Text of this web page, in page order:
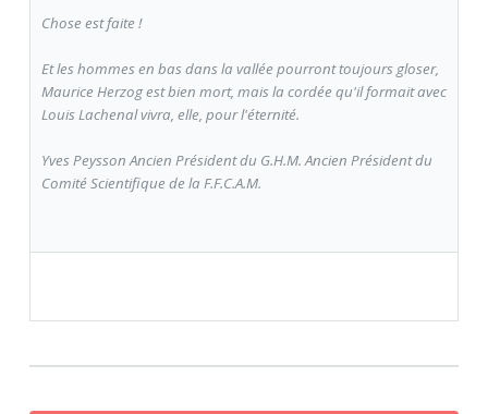
Chose est faite !
Et les hommes en bas dans la vallée pourront toujours gloser,
Maurice Herzog est bien mort, mais la cordée qu'il formait avec
Louis Lachenal vivra, elle, pour l'éternité.
Yves Peysson Ancien Président du G.H.M. Ancien Président du
Comité Scientifique de la F.F.C.A.M.